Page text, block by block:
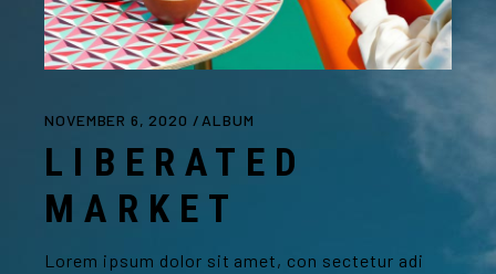
NOVEMBER 6, 2020 ALBUM
LIBERATED
MARKET
Lorem ipsum dolor sit amet, con sectetur adi